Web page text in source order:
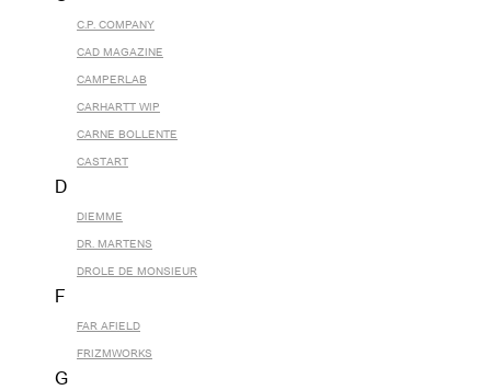
C.P. COMPANY
CAD MAGAZINE
CAMPERLAB
CARHARTT WIP
CARNE BOLLENTE
CASTART
D
DIEMME
DR. MARTENS
DROLE DE MONSIEUR
F
FAR AFIELD
FRIZMWORKS
G